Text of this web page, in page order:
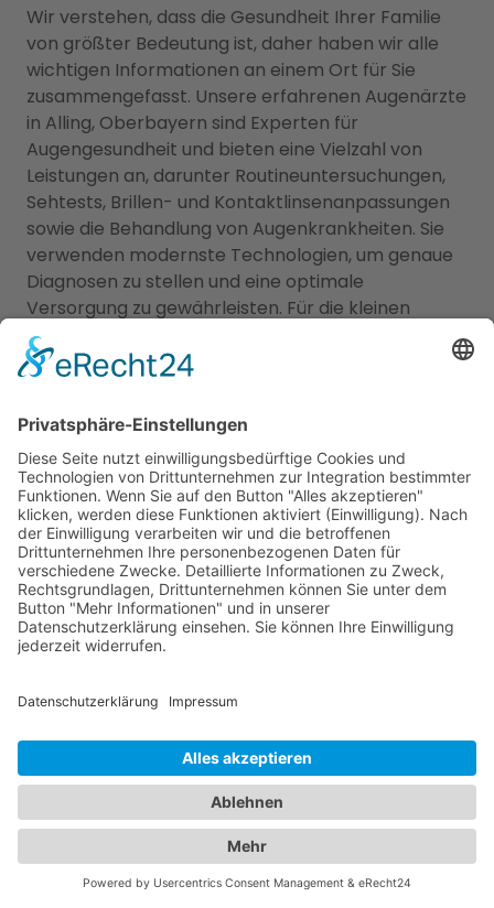
Wir verstehen, dass die Gesundheit Ihrer Familie
von größter Bedeutung ist, daher haben wir alle
wichtigen Informationen an einem Ort für Sie
zusammengefasst. Unsere erfahrenen Augenärzte
in Alling, Oberbayern sind Experten für
Augengesundheit und bieten eine Vielzahl von
Leistungen an, darunter Routineuntersuchungen,
Sehtests, Brillen- und Kontaktlinsenanpassungen
sowie die Behandlung von Augenkrankheiten. Sie
verwenden modernste Technologien, um genaue
Diagnosen zu stellen und eine optimale
Versorgung zu gewährleisten. Für die kleinen
Patienten bieten wir Ihnen zudem eine Übersicht
an qualifizierten Kinderärzten in Alling,
Wohlergehen Ihrer Kinder kümmern. Von
Vorsorgeuntersuchungen und Impfungen bis hin
zur Behandlung von Kinderkrankheiten stehen sie
Ihnen mit ihrer Expertise zur Seite. Vertrauen Sie
auf unser Branchenportal, um den besten
Kinderarzt Alling, Oberbayernzu finden. Wir bieten
Ihnen detaillierte Informationen zu den Ärzten,
ihren Fachgebieten, Öffnungszeiten und
Standorten. Sorgen Sie für die Gesundheit Ihrer
Familie, indem Sie die besten medizinischen
Alling, Oberbayern finden.
Jetzt Augenarzt finden!